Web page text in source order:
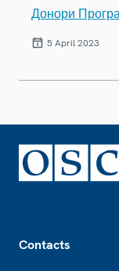
Донори
5 April 2023
Contacts